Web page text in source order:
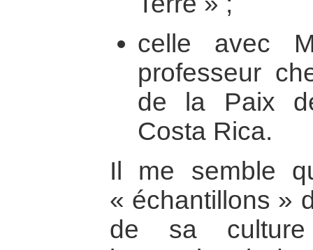
celle avec
professeur
de la Paix
Costa Rica.
Il me semble
« échantillons »
de sa